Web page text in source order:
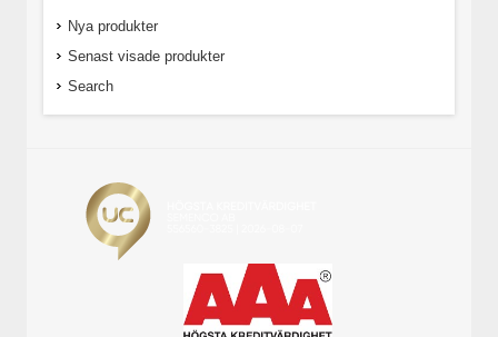
Nya produkter
Senast visade produkter
Search